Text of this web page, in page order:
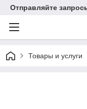
Отправляйте
Товары и услуги